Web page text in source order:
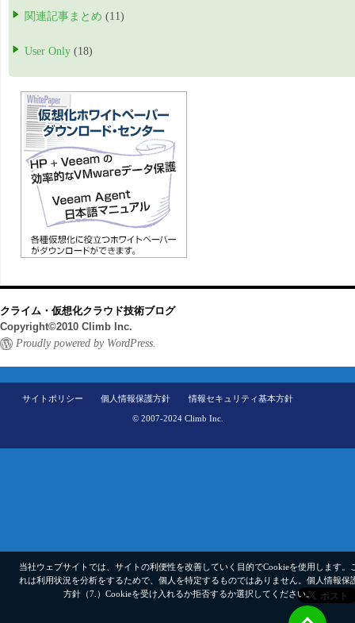
関連記事まとめ (11)
User Only (18)
クライム・仮想化クラウド技術ブログ
Copyright©2010 Climb Inc.
Proudly powered by WordPress.
サイトポリシー 個人情報保護方針 情報セキュリティ基本方針
© 2007-2024 Climb Inc.
当社ウェブサイトでは、サイトの利便性を改善していく目的でCookieを使用します。
れは利用状況を分析をするためで、個人を特定するものではありません。 個人情報保
方針（7.） Cookieを受け入れるか拒否するか選択してください。